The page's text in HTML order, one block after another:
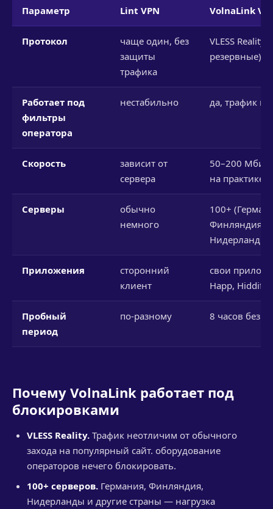
Параметр Lint VPN VolnaLink
Протокол
чаще один, без
защиты
трафика
VLESS Reality
резервные)
Работает под
фильтры
оператора
нестабильно да, трафик
Скорость
зависит от
сервера
50–200
на практике)
Серверы
обычно
немного
100+
Финляндия,
Нидерланды
Приложения
сторонний
клиент
свои
Happ, Hiddify
Пробный
период
по-разному 8 часов без
Почему VolnaLink работает под
блокировками
VLESS Reality. Трафик неотличим от обычного
захода на популярный сайт. оборудование
операторов нечего блокировать.
100+ серверов. Германия, Финляндия,
Нидерланды и другие страны — нагрузка